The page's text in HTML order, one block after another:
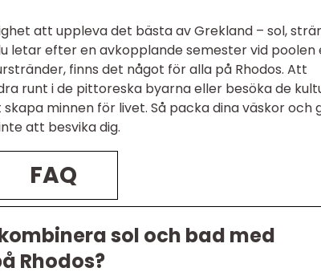
att uppleva det bästa av Grekland – sol,
letar efter en avkopplande semester vid poolen
finns det något för alla på Rhodos. Att
runt i de pittoreska byarna eller besöka de
minnen för livet. Så packa dina väskor och
att besvika dig.
FAQ
sol och bad med
Rhodos?